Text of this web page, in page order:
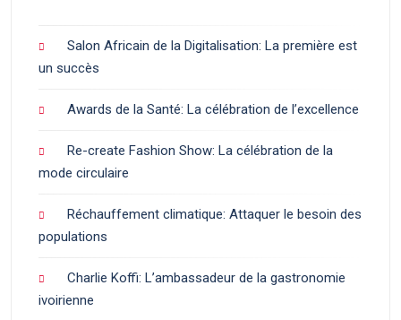
Salon Africain de la Digitalisation: La première est
un succès
Awards de la Santé: La célébration de l’excellence
Re-create Fashion Show: La célébration de la
mode circulaire
Réchauffement climatique: Attaquer le besoin des
populations
Charlie Koffi: L’ambassadeur de la gastronomie
ivoirienne